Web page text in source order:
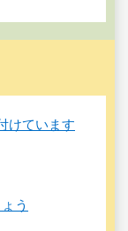
けています
う